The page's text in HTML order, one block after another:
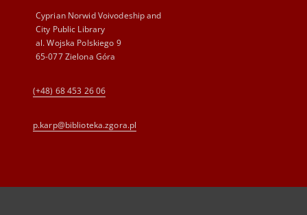
Cyprian Norwid Voivodeship and
City Public Library
al. Wojska Polskiego 9
65-077 Zielona Góra
(+48) 68 453 26 06
p.karp@biblioteka.zgora.pl